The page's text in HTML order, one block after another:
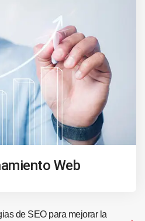
Web
de SEO para mejorar la